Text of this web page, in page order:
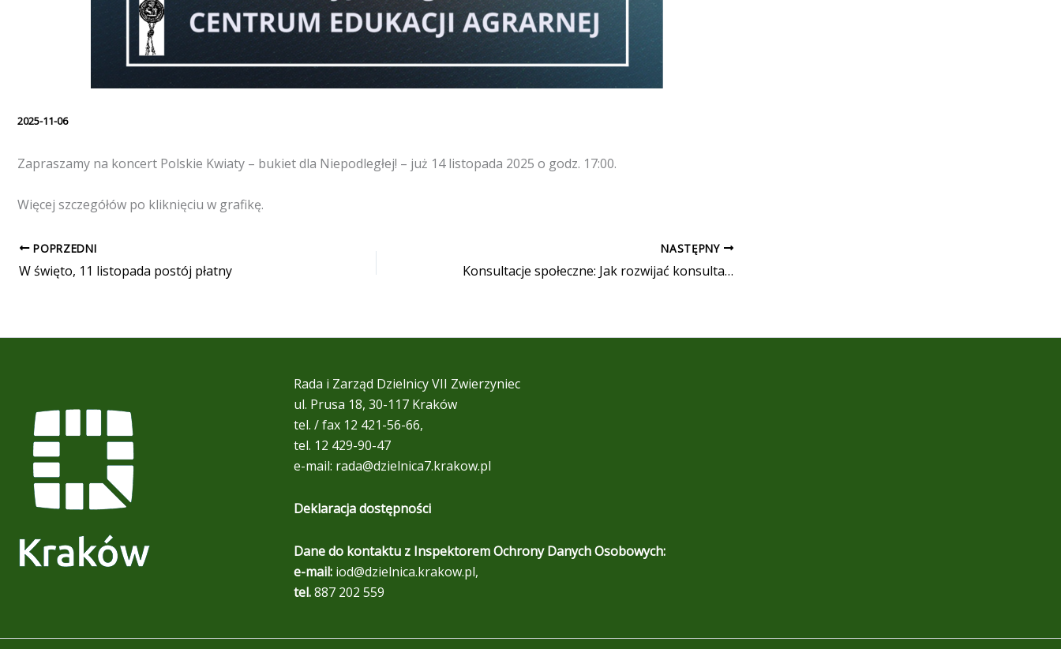
2025-11-06
Zapraszamy na koncert Polskie Kwiaty – bukiet dla Niepodległej! – już 14 listopada 2025 o godz. 17:00.
Więcej szczegółów po kliknięciu w grafikę.
POPRZEDNI
W święto, 11 listopada postój płatny
NASTĘPNY
Konsultacje społeczne: Jak rozwijać konsultacje społeczne w Krakowie?
Rada i Zarząd Dzielnicy VII Zwierzyniec
ul. Prusa 18, 30-117 Kraków
tel. / fax 12 421-56-66,
tel. 12 429-90-47
e-mail: rada@dzielnica7.krakow.pl
Deklaracja dostępności
Dane do kontaktu z Inspektorem Ochrony Danych Osobowych:
e-mail: iod@dzielnica.krakow.pl,
tel.887 202 559